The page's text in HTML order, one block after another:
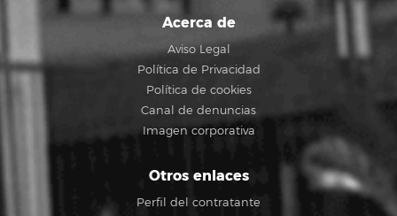
Acerca de
Aviso Legal
Política de Privacidad
Política de cookies
Canal de denuncias
Imagen corporativa
Otros enlaces
Perfil del contratante